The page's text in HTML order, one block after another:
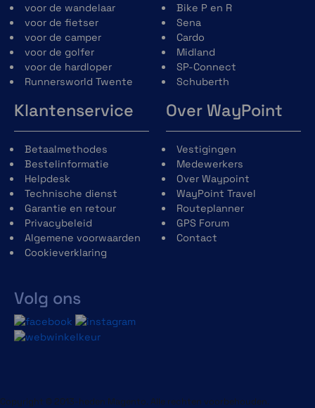
voor de wandelaar
voor de fietser
voor de camper
voor de golfer
voor de hardloper
Runnersworld Twente
Bike P en R
Sena
Cardo
Midland
SP-Connect
Schuberth
Klantenservice
Betaalmethodes
Bestelinformatie
Helpdesk
Technische dienst
Garantie en retour
Privacybeleid
Algemene voorwaarden
Cookieverklaring
Volg ons
Over WayPoint
Vestigingen
Medewerkers
Over Waypoint
WayPoint Travel
Routeplanner
GPS Forum
Contact
Copyright © 2013-heden Magento. Alle rechten voorbehouden.